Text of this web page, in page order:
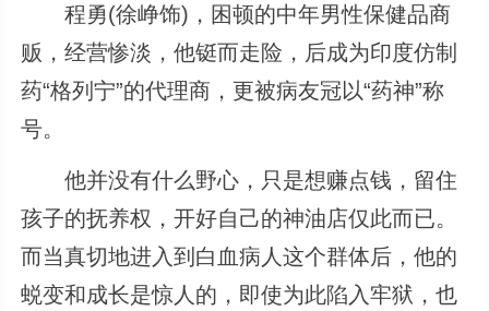
程勇(徐峥饰)，困顿的中年男性保健品商
贩，经营惨淡，他铤而走险，后成为印度仿制
药“格列宁”的代理商，更被病友冠以“药神”称
号。
他并没有什么野心，只是想赚点钱，留住
孩子的抚养权，开好自己的神油店仅此而已。
而当真切地进入到白血病人这个群体后，他的
蜕变和成长是惊人的，即使为此陷入牢狱，也